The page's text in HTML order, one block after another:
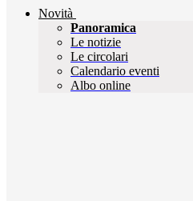
Novità
Panoramica
Le notizie
Le circolari
Calendario eventi
Albo online